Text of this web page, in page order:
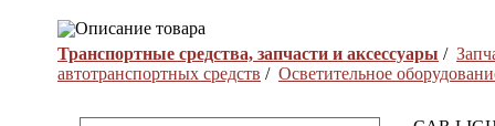
Описание товара
Транспортные средства, запчасти и аксессуары /
автотранспортных средств / Осветительное